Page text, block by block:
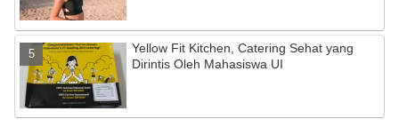
Yellow Fit Kitchen, Catering Sehat yang
Dirintis Oleh Mahasiswa UI